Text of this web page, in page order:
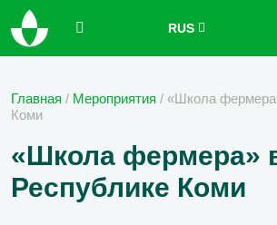
RUS
Главная / Мероприятия / «Школа
Коми
«Школа фермера»
Республике Коми